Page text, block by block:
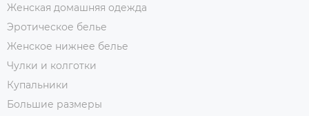
Женская домашняя одежда
Эротическое белье
Женское нижнее белье
Чулки и колготки
Купальники
Большие размеры